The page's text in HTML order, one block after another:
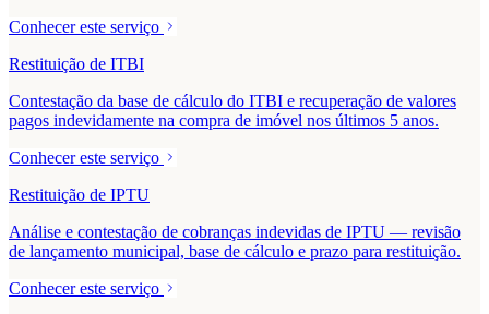
Conhecer este serviço
Restituição de ITBI
Contestação da base de cálculo do ITBI e recuperação de valores
pagos indevidamente na compra de imóvel nos últimos 5 anos.
Conhecer este serviço
Restituição de IPTU
Análise e contestação de cobranças indevidas de IPTU — revisão
de lançamento municipal, base de cálculo e prazo para restituição.
Conhecer este serviço